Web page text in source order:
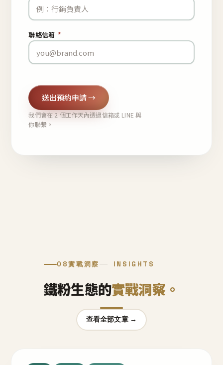
聯絡信箱 *
送出預約申請 →
我們會在 2 個工作天內透過信箱或 LINE 與
你聯繫。
08實戰洞察 INSIGHTS
鐵粉生態的實戰洞察。
查看全部文章 →